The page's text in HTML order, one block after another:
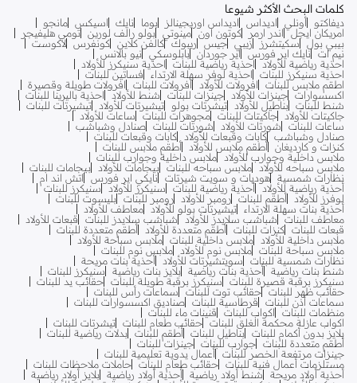
كلمات البحث الأكثر شيوعا
ديفاكتو أونلي اديداس اديداس اوريجينالز بوما نايك اسيكس مانجو
امريكان ايجل
اندر ارمر كوتون اون مينوتي بولو رالف لورين تومي هليفيجر
بيبي بول
سكيتشرز زيبي جيس ريبوك كالفن كلاين كونفرس لاكوست
نيم ات نايك اير فورس اير جوردان بابلوسكي نيو بالانس
احذية رياضية للأولاد
احذية رياضية للبنات
احذية سنيكرز للأولاد
احذية سنيكرز للبنات
احذية لوفر سهلة الارتداء
فساتين للبنات
اطقم ملابس للبنات
افرولات للأولاد افرولات للبنات
افرولات طويلة وقصيرة
اكسسوارات جينزات للأولاد جينزات للبنات شنط للأولاد
احذية باليرينا للبنات
شنط للبنات بناطيل للأولاد تيشرتات بولو تيشيرتات للأولاد
تيشيرتات للبنات
جاكيتات للأولاد
جاكيتات للبنات مجوهرات للبنات
ساعات للأولاد
ساعات للبنات
شورتات للأولاد شورتات للبنات صنادل وشباشب
صنادل وشباشب كابات وقبعات للأولاد
كابات وقبعات للبنات
كنزات و كارديغان أطقم ملابس للأولاد
أطقم ملابس للبنات
ملابس داخلية وجوارب للأولاد
ملابس داخلية وجوارب للبنات
ملابس سباحه للأولاد ملابس سباحه للبنات بيجامات للأولاد
بيجامات للبنات
نظارات شمسية هوديات و سويت شيرتات نايكي اير فورس
اتش اند ام
أحذية رياضية للأولاد أحذية رياضية للبنات سنيكرز للأولاد
سنيكرز للبنات
لوفرز للأولاد
أطقم للبنات رومبر للأولاد رومبر للبنات بليسوت للبنات
أحذية بنات سهلة الارتداء
تيشيرتات بولو للأولاد معاطف للأولاد
معاطف للبنات
شباشب سلايدز للأولاد شباشب سلايدز للبنات
قبعات للأولاد
قبعات للبنات كنزات للبنات أطقم متعددة للأولاد
أطقم متعددة للبنات
ملابس داخلية للأولاد
ملابس داخلية للبنات ملابس سباحة للأولاد
ملابس سباحة للبنات ملابس نوم للأولاد
ملابس نوم للبنات
نظارات شمسية للبنات
سويتشيرتات للأولاد
أحذية بنات مريحة
شنط بنات رياضية أحذية بنات رياضية بلايز بنات رياضية
سنيكرز للبنات
سنيكرز برقبة قصيرة للبنات
سنيكرز برقبة طويلة للبنات حقائب يد للبنات
حقائب ظهر للبنات حقائب توت للبنات
سماعات رأس للبنات
سماعات أذن للبنات
قرطاسية للبنات صناديق اكسسوارات للبنات
منظمات للبنات
اكواب للبنات
قنينات ماء للبنات
اكواب عازلة محكمة الغلق للبنات حقائب طعام للبنات تيشرتات للبنات
بلايز بدون أكمام للبنات بناطيل للبنات أطقم للبنات بدلات رياضية للبنات
أطقم متعددة للبنات جوارب للبنات جينزات للبنات
جينزات مرتفعة الخصر للبنات أعمال يدوية تعليمية للبنات
مستلزمات أعمال فنية للبنات حقائب طعام للبنات حاملات ملاحظات للبنات
أحذية أولاد مريحة
شنط أولاد رياضية أحذية أولاد رياضية بلايز أولاد رياضية